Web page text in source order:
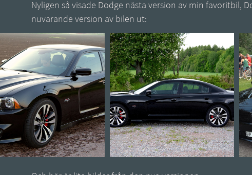
Nyligen så visade Dodge nästa version av min favoritbil,
nuvarande version av bilen ut: